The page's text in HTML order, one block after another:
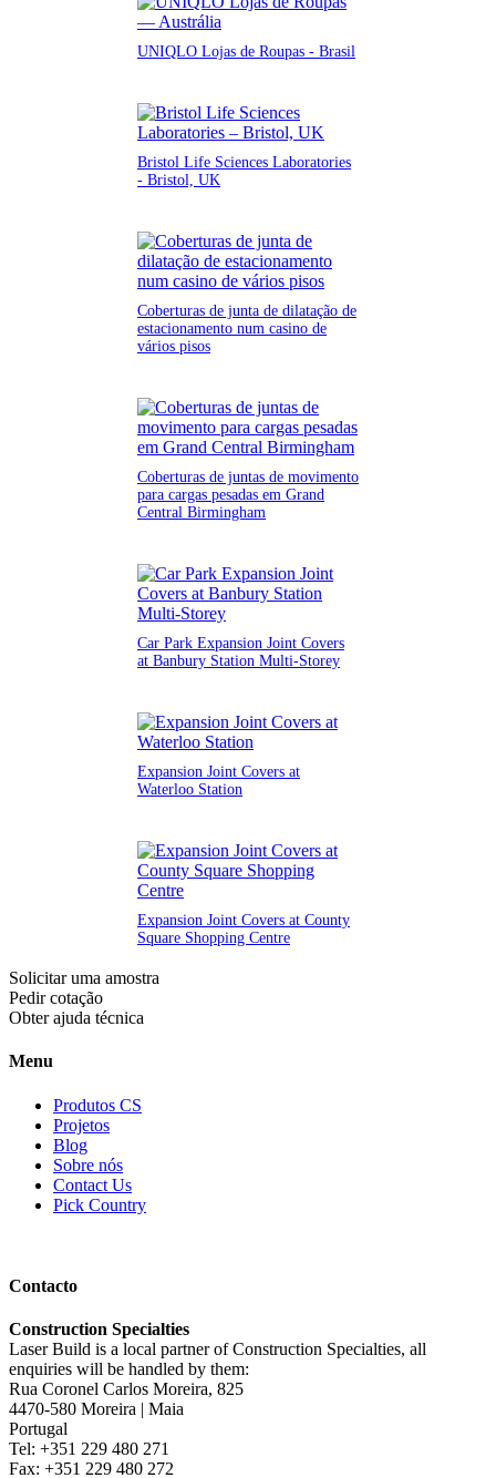
UNIQLO Lojas de Roupas - Brasil
Bristol Life Sciences Laboratories
- Bristol, UK
Coberturas de junta de dilatação de
estacionamento num casino de
vários pisos
Coberturas de juntas de movimento
para cargas pesadas em Grand
Central Birmingham
Car Park Expansion Joint Covers
at Banbury Station Multi-Storey
Expansion Joint Covers at
Waterloo Station
Expansion Joint Covers at County
Square Shopping Centre
Solicitar uma amostra
Pedir cotação
Obter ajuda técnica
Menu
Produtos CS
Projetos
Blog
Sobre nós
Contact Us
Pick Country
Contacto
Construction Specialties
Laser Build is a local partner of Construction Specialties, all
enquiries will be handled by them:
Rua Coronel Carlos Moreira, 825
4470-580 Moreira | Maia
Portugal
Tel: +351 229 480 271
Fax: +351 229 480 272